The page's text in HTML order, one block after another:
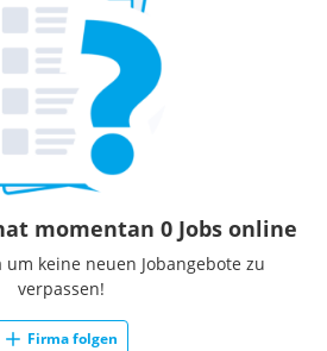
momentan 0 Jobs online
um keine neuen Jobangebote zu
verpassen!
Firma folgen